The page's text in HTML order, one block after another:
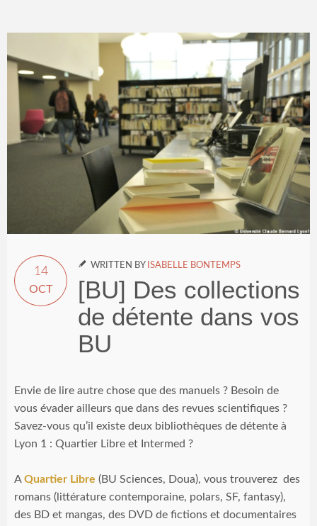
14
OCT
 WRITTEN BY ISABELLE BONTEMPS
[BU] Des collections
de détente dans vos
BU
Envie de lire autre chose que des manuels ? Besoin de
vous évader ailleurs que dans des revues scientifiques ?
Savez-vous qu’il existe deux bibliothèques de détente à
Lyon 1 : Quartier Libre et Intermed ?
AQuartier Libre (BU Sciences, Doua), vous trouverez des
romans (littérature contemporaine, polars, SF, fantasy),
des BD et mangas, des DVD de fictions et documentaires